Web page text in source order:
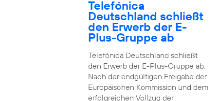
Telefónica
Deutschland schließt
den Erwerb der E-
Plus-Gruppe ab
Telefónica Deutschland schließt
den Erwerb der E-Plus-Gruppe ab.
Nach der endgültigen Freigabe der
Europäischen Kommission und dem
erfolgreichen Vollzug der